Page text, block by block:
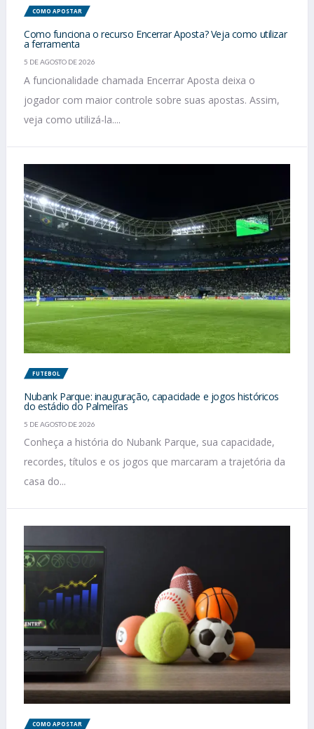
COMO APOSTAR
Como funciona o recurso Encerrar Aposta? Veja como utilizar
a ferramenta
5 DE AGOSTO DE 2026
A funcionalidade chamada Encerrar Aposta deixa o
jogador com maior controle sobre suas apostas. Assim,
veja como utilizá-la....
FUTEBOL
Nubank Parque: inauguração, capacidade e jogos históricos
do estádio do Palmeiras
5 DE AGOSTO DE 2026
Conheça a história do Nubank Parque, sua capacidade,
recordes, títulos e os jogos que marcaram a trajetória da
casa do...
COMO APOSTAR